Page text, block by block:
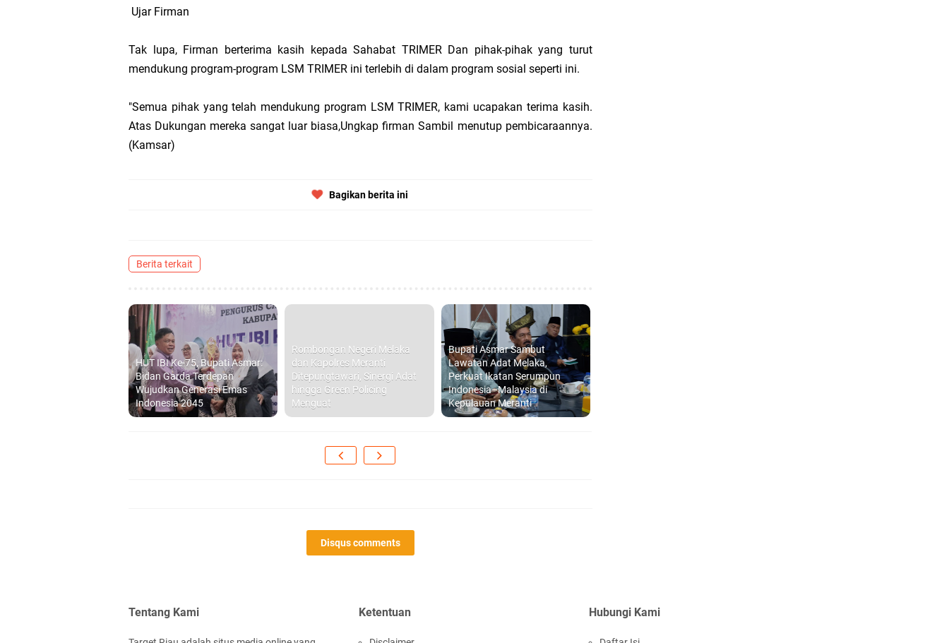
Ujar Firman
Tak lupa, Firman berterima kasih kepada Sahabat TRIMER Dan pihak-pihak yang turut
mendukung program-program LSM TRIMER ini terlebih di dalam program sosial seperti ini.
"Semua pihak yang telah mendukung program LSM TRIMER, kami ucapakan terima kasih.
Atas Dukungan mereka sangat luar biasa,Ungkap firman Sambil menutup pembicaraannya.
(Kamsar)
Bagikan berita ini
Berita terkait
HUT IBI Ke-75, Bupati Asmar:
Bidan Garda Terdepan
Wujudkan Generasi Emas
Indonesia 2045
Rombongan Negeri Melaka
dan Kapolres Meranti
Ditepungtawari, Sinergi Adat
hingga Green Policing
Menguat
Bupati Asmar Sambut
Lawatan Adat Melaka,
Perkuat Ikatan Serumpun
Indonesia–Malaysia di
Kepulauan Meranti
Disqus comments
Tentang Kami Ketentuan Hubungi Kami